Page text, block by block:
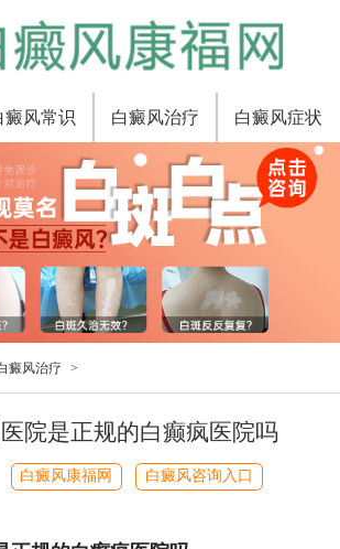
癜风常识 白癜风治疗 白癜风症状
癜风治疗 >
院是正规的白癫疯医院吗
白癜风康福网 白癜风咨询入口